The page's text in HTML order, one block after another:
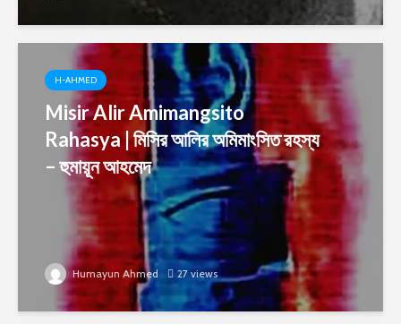
H-AHMED
Misir Alir Amimangsito
Rahasya | মিসির আলির অমিমাংসিত রহস্য
– হুমায়ূন আহমেদ
Humayun Ahmed 27 views